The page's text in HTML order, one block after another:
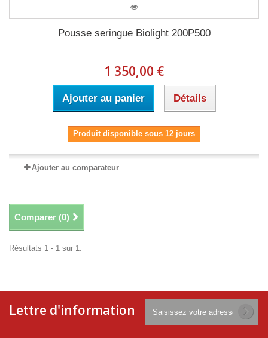
Pousse seringue Biolight 200P500
1 350,00 €
Ajouter au panier Détails
Produit disponible sous 12 jours
Ajouter au comparateur
Comparer (0)
Résultats 1 - 1 sur 1.
Lettre d'information